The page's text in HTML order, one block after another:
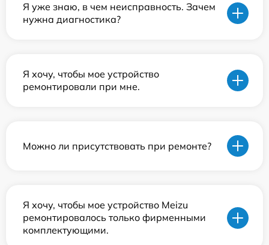
Я уже знаю, в чем неисправность. Зачем
нужна диагностика?
Я хочу, чтобы мое устройство
ремонтировали при мне.
Можно ли присутствовать при ремонте?
Я хочу, чтобы мое устройство Meizu
ремонтировалось только фирменными
комплектующими.